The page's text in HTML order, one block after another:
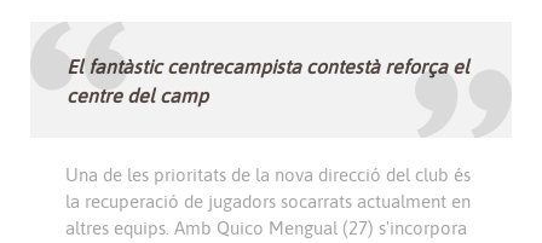
El fantàstic centrecampista contestà reforça el
centre del camp
Una de les prioritats de la nova direcció del club és
la recuperació de jugadors socarrats actualment en
altres equips. Amb Quico Mengual (27) s'incorpora